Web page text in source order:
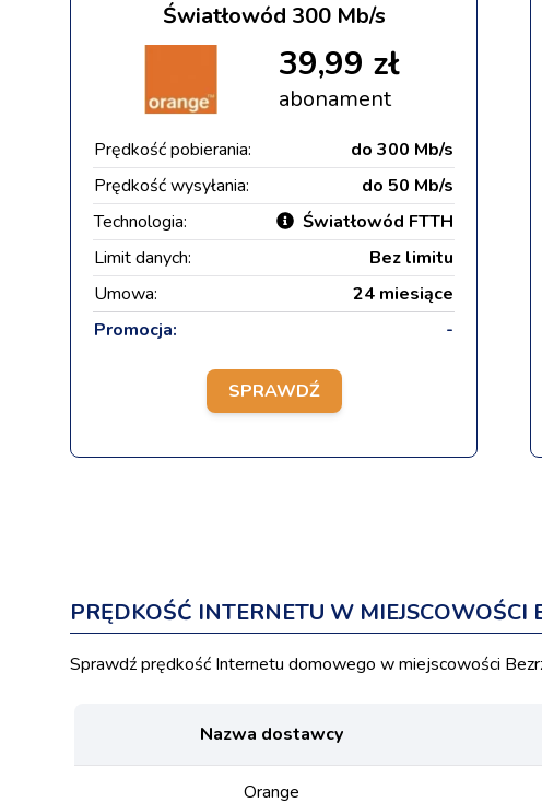
Światłowód 300 Mb/s
39,99 zł
abonament
Prędkość pobierania:
do 300 Mb/s
Prędkość wysyłania:
do 50 Mb/s
Technologia:
Światłowód FTTH
Limit danych:
Bez limitu
Umowa:
24 miesiące
Promocja:
-
SPRAWDŹ
PRĘDKOŚĆ INTERNETU W MIEJSCOWOŚCI
Sprawdź prędkość Internetu domowego w miejscowości
Nazwa dostawcy
Orange